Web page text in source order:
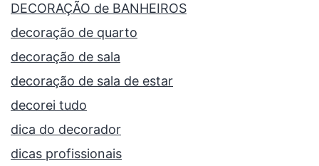
DECORAÇÃO de BANHEIROS
decoração de quarto
decoração de sala
decoração de sala de estar
decorei tudo
dica do decorador
dicas profissionais